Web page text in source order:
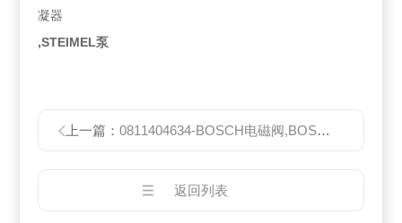
凝器
,STEIMEL泵
上一篇：0811404634-BOSCH电磁阀,BOSCH上海总代理
返回列表